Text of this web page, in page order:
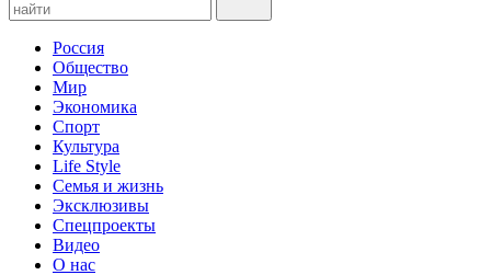
Россия
Общество
Мир
Экономика
Спорт
Культура
Life Style
Семья и жизнь
Эксклюзивы
Спецпроекты
Видео
О нас